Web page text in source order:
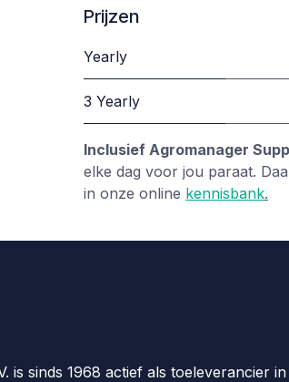
Prijzen
Yearly
3 Yearly
Inclusief Agromanager
elke dag voor jou paraat.
in onze online kennisbank.
is sinds 1968 actief als toeleverancier in